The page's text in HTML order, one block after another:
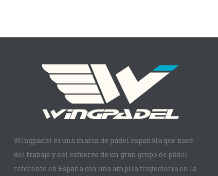
Wingpadel es una marca de pádel española que nace
del trabajo y del esfuerzo de un gran grupo de pádel
referente en España con una amplia trayectoria en la